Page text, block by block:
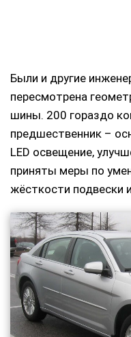
Были и другие
пересмотрена
шины. 200 гораздо
предшественник –
LED освещение,
приняты меры по
жёсткости подвески